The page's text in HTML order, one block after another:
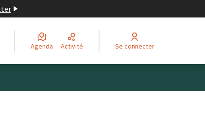
Agenda Activité Se connecter